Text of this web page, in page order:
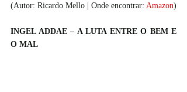
(Autor: Ricardo Mello | Onde encontrar: Amazon)
INGEL ADDAE – A LUTA ENTRE O BEM E
O MAL